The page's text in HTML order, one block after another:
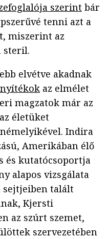
szerint bár
tenni azt a
miszerint az
steril.
elvétve akadnak
az elmélet
magzatok már az
életüket
Indira
Amerikában élő
és kutatócsoportja
alapos vizsgálata
sejtjeiben talált
Kjersti
az szúrt szemet,
szervezetében